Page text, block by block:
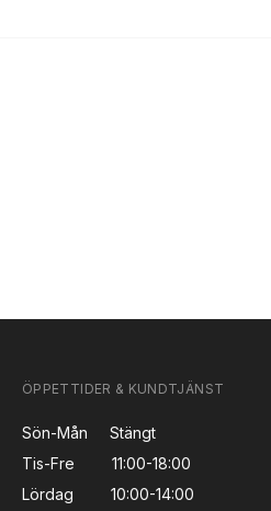
ÖPPETTIDER & KUNDTJÄNST
Sön-Mån
Stängt
Tis-Fre
11:00-18:00
Lördag
10:00-14:00